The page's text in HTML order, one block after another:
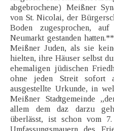
abgebrochene) Meißner
von St. Nicolai, der
Boden zugesprochen,
Neumarkt gestanden
Meißner Juden, als sie
hielten, ihre Häuser selbst
ehemaligen jüdischen
ohne jeden Streit sofort
ausgestellte Urkunde, in
Meißner Stadtgemeinde
allem dem daz darzu
überlässt, ist schon vom